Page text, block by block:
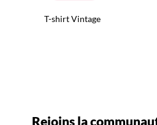
T-shirt Vintage
Rejoins la